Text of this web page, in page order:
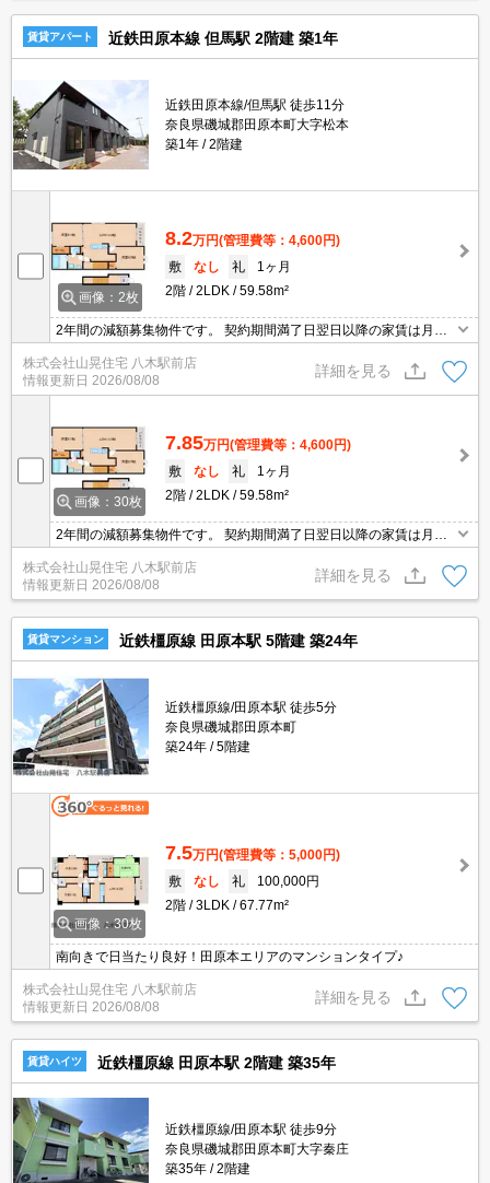
賃貸アパート 近鉄田原本線 但馬駅 2階建 築1年
近鉄田原本線/但馬駅 徒歩11分
奈良県磯城郡田原本町大字松本
築1年
2階建
画像：2枚
8.2万円(管理費等：4,600円)
敷
なし 礼
1ヶ月
2階
2LDK 59.58m²
2年間の減額募集物件です。 契約期間満了日翌日以降の家賃は月額9
1,000円となります。インターネット無料！１坪タイプの大きなお
風呂完備！エアコン・追い焚き・TVミニターホン・ウォシュレッ
ト・宅配BOX完備！南向きで日当たりも良好ですよ！周りも静かな
住環境で安心の立地条件ですよ！
株式会社山晃住宅 八木駅前店
情報更新日 2026/08/08
詳細を見る
画像：30枚
7.85万円(管理費等：4,600円)
敷
なし 礼
1ヶ月
2階
2LDK 59.58m²
2年間の減額募集物件です。 契約期間満了日翌日以降の家賃は月額8
4000円となります。
株式会社山晃住宅 八木駅前店
情報更新日 2026/08/08
詳細を見る
賃貸マンション 近鉄橿原線 田原本駅 5階建 築24年
近鉄橿原線/田原本駅 徒歩5分
奈良県磯城郡田原本町
築24年
5階建
画像：30枚
7.5万円(管理費等：5,000円)
敷
なし 礼
100,000円
2階
3LDK 67.77m²
南向きで日当たり良好！田原本エリアのマンションタイプ♪
株式会社山晃住宅 八木駅前店
情報更新日 2026/08/08
詳細を見る
賃貸ハイツ 近鉄橿原線 田原本駅 2階建 築35年
近鉄橿原線/田原本駅 徒歩9分
奈良県磯城郡田原本町大字秦庄
築35年
2階建